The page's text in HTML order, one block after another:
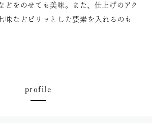
どをのせても美味。また、仕上げのアク
味などピリッとした要素を入れるのも
profile